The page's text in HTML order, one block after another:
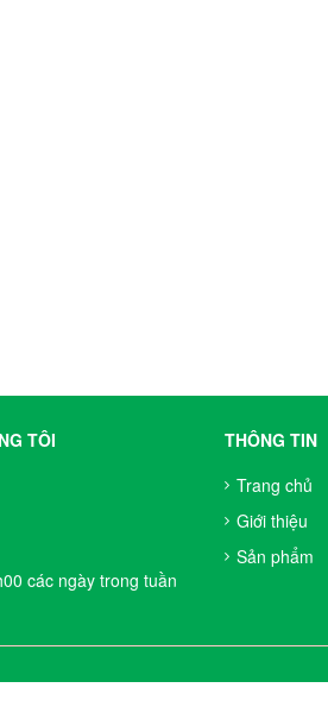
TÔI
các ngày trong tuần
THÔNG TIN
Trang chủ
Giới thiệu
Sản phẩm